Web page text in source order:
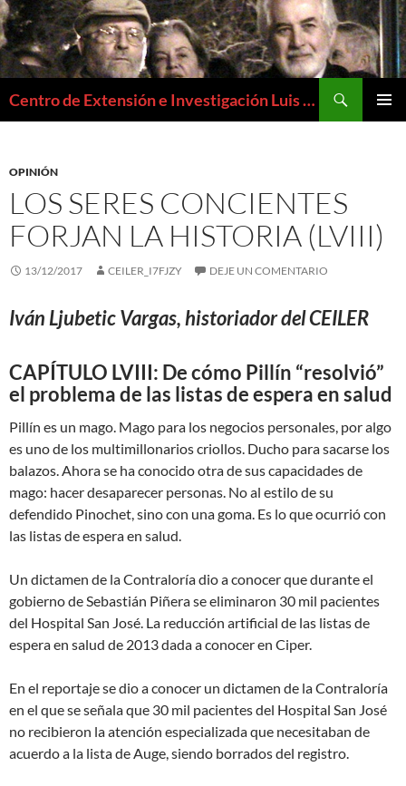
Centro de Extensión e Investigación Luis Emilio Recabarren
OPINIÓN
LOS SERES CONCIENTES
FORJAN LA HISTORIA (LVIII)
13/12/2017 CEILER_I7FJZY DEJE UN COMENTARIO
Iván Ljubetic Vargas, historiador del CEILER
CAPÍTULO LVIII: De cómo Pillín “resolvió”
el problema de las listas de espera en salud
Pillín es un mago. Mago para los negocios personales, por algo
es uno de los multimillonarios criollos. Ducho para sacarse los
balazos. Ahora se ha conocido otra de sus capacidades de
mago: hacer desaparecer personas. No al estilo de su
defendido Pinochet, sino con una goma. Es lo que ocurrió con
las listas de espera en salud.
Un dictamen de la Contraloría dio a conocer que durante el
gobierno de Sebastián Piñera se eliminaron 30 mil pacientes
del Hospital San José. La reducción artificial de las listas de
espera en salud de 2013 dada a conocer en Ciper.
En el reportaje se dio a conocer un dictamen de la Contraloría
en el que se señala que 30 mil pacientes del Hospital San José
no recibieron la atención especializada que necesitaban de
acuerdo a la lista de Auge, siendo borrados del registro.